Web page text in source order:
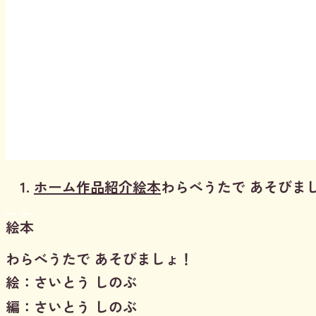
ホーム作品紹介絵本わらべうたで あそびま
絵本
わらべうたで あそびましょ！
絵：さいとう しのぶ
編：さいとう しのぶ